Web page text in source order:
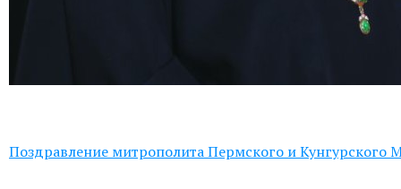
Поздравление митрополита Пермского и